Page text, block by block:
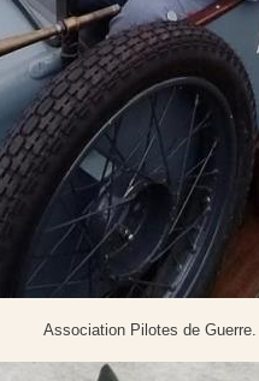
Association Pilotes de Guerre.